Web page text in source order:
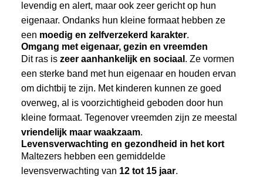
levendig en alert, maar ook zeer gericht op hun
eigenaar. Ondanks hun kleine formaat hebben ze
een moedig en zelfverzekerd karakter.
Omgang met eigenaar, gezin en vreemden
Dit ras is zeer aanhankelijk en sociaal . Ze vormen
een sterke band met hun eigenaar en houden ervan
om dichtbij te zijn. Met kinderen kunnen ze goed
overweg, al is voorzichtigheid geboden door hun
kleine formaat. Tegenover vreemden zijn ze meestal
vriendelijk maar waakzaam.
Levensverwachting en gezondheid in het kort
Maltezers hebben een gemiddelde
levensverwachting van 12 tot 15 jaar.